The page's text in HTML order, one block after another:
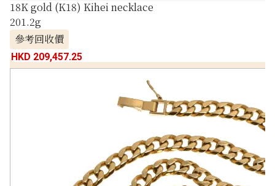
18K gold (K18) Kihei necklace
201.2g
參考回收價
HKD 209,457.25